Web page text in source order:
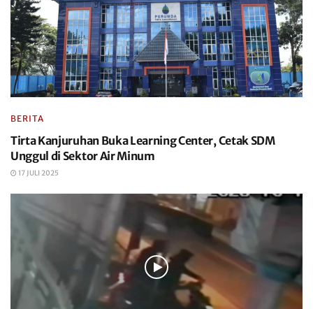
BERITA
Tirta Kanjuruhan Buka Learning Center, Cetak SDM
Unggul di Sektor Air Minum
17 JULI 2025